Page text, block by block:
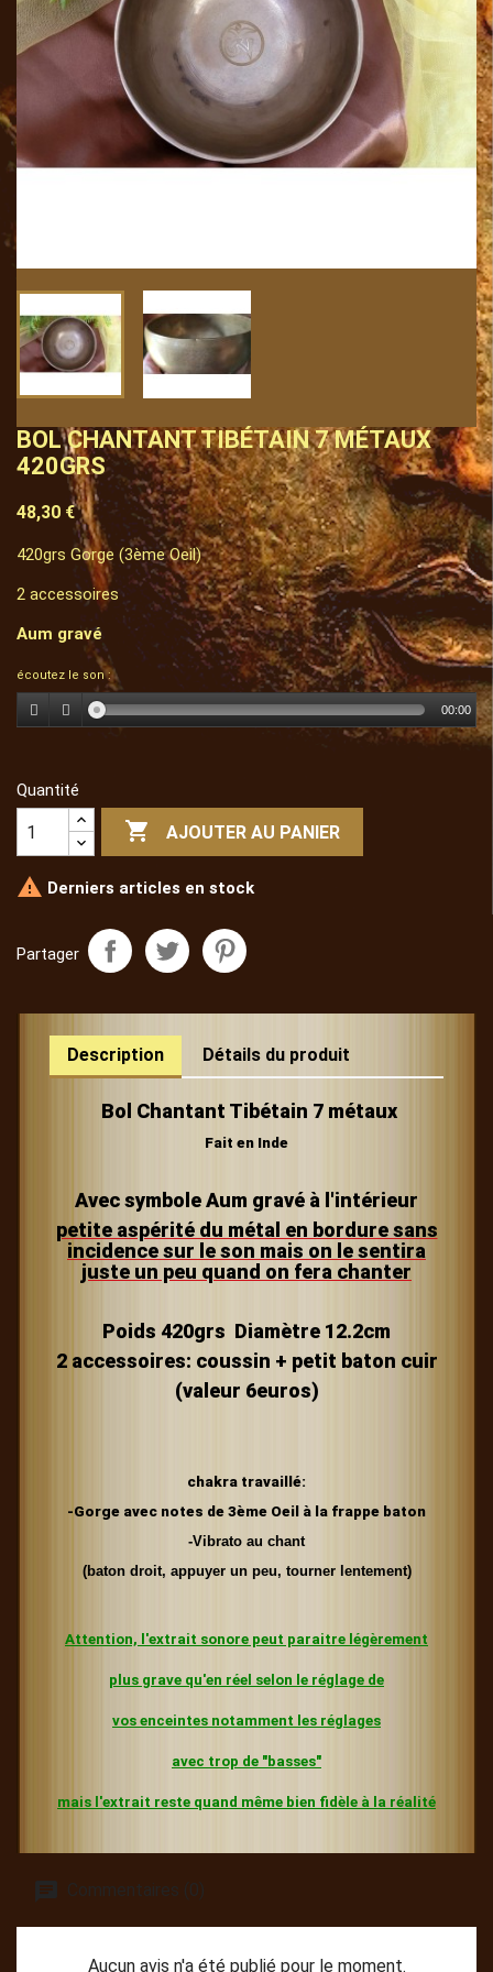
BOL CHANTANT TIBÉTAIN 7 MÉTAUX
420GRS
48,30 €
420grs Gorge (3ème Oeil)
2 accessoires
Aum gravé
écoutez le son :
00:00
Quantité
 AJOUTER AU PANIER
 Derniers articles en stock
Partager
Description Détails du produit
Bol Chantant Tibétain 7 métaux
Fait en Inde
Avec symboleAum gravé à l'intérieur
petite aspérité du métal en bordure sans
incidence sur le son mais on le sentira
juste un peu quand on fera chanter
Poids 420grs Diamètre 12.2cm
2 accessoires: coussin + petit baton cuir
(valeur 6euros)
chakra travaillé:
-Gorge avec notes de 3ème Oeil à la frappe baton
-Vibrato au chant
(baton droit, appuyer un peu, tourner lentement)
Attention, l'extrait sonore peut paraitre légèrement
plus grave qu'en réel selon le réglage de
vos enceintes notamment les réglages
avec trop de "basses"
mais l'extrait reste quand même bien fidèle à la réalité
Commentaires (0)
Aucun avis n'a été publié pour le moment.